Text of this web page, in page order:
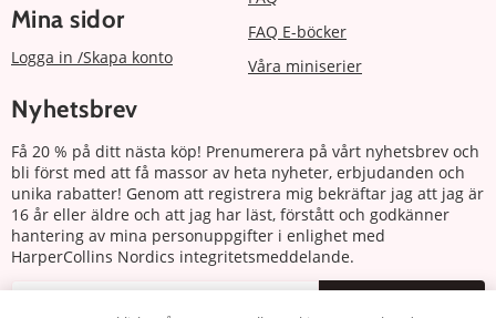
Mina sidor
Logga in /Skapa konto
FAQ E-böcker
Våra miniserier
Nyhetsbrev
Få 20 % på ditt nästa köp! Prenumerera på vårt nyhetsbrev och
bli först med att få massor av heta nyheter, erbjudanden och
unika rabatter! Genom att registrera mig bekräftar jag att jag är
16 år eller äldre och att jag har läst, förstått och godkänner
hantering av mina personuppgifter i enlighet med
HarperCollins Nordics integritetsmeddelande.